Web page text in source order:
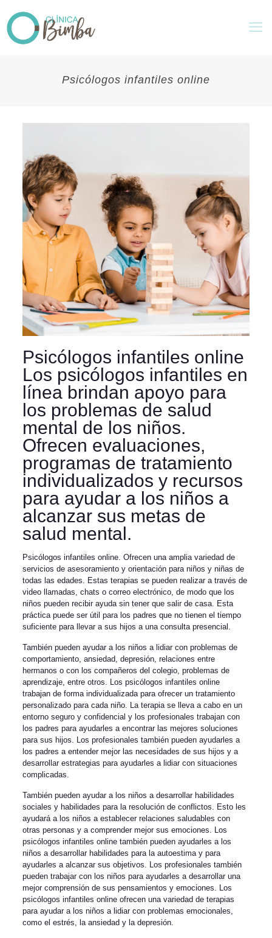
Psicólogos infantiles online
Psicólogos infantiles online
Los psicólogos infantiles en
línea brindan apoyo para
los problemas de salud
mental de los niños.
Ofrecen evaluaciones,
programas de tratamiento
individualizados y recursos
para ayudar a los niños a
alcanzar sus metas de
salud mental.
Psicólogos infantiles online. Ofrecen una amplia variedad de
servicios de asesoramiento y orientación para niños y niñas de
todas las edades. Estas terapias se pueden realizar a través de
video llamadas, chats o correo electrónico, de modo que los
niños pueden recibir ayuda sin tener que salir de casa. Esta
práctica puede ser útil para los padres que no tienen el tiempo
suficiente para llevar a sus hijos a una consulta presencial.
También pueden ayudar a los niños a lidiar con problemas de
comportamiento, ansiedad, depresión, relaciones entre
hermanos o con los compañeros del colegio, problemas de
aprendizaje, entre otros. Los psicólogos infantiles online
trabajan de forma individualizada para ofrecer un tratamiento
personalizado para cada niño. La terapia se lleva a cabo en un
entorno seguro y confidencial y los profesionales trabajan con
los padres para ayudarles a encontrar las mejores soluciones
para sus hijos. Los profesionales también pueden ayudarles a
los padres a entender mejor las necesidades de sus hijos y a
desarrollar estrategias para ayudarles a lidiar con situaciones
complicadas.
También pueden ayudar a los niños a desarrollar habilidades
sociales y habilidades para la resolución de conflictos. Esto les
ayudará a los niños a establecer relaciones saludables con
otras personas y a comprender mejor sus emociones. Los
psicólogos infantiles online también pueden ayudarles a los
niños a desarrollar habilidades para la autoestima y para
ayudarles a alcanzar sus objetivos. Los profesionales también
pueden trabajar con los niños para ayudarles a desarrollar una
mejor comprensión de sus pensamientos y emociones. Los
psicólogos infantiles online ofrecen una variedad de terapias
para ayudar a los niños a lidiar con problemas emocionales,
como el estrés, la ansiedad y la depresión.